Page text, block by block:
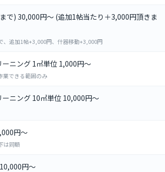
で) 30,000円～ (追加1帖当たり＋3,000円頂きま
、追加1帖+3,000円、什器移動+3,000円
ニング 1㎡単位 1,000円～
業できる範囲のみ
ニング 10㎡単位 10,000円～
円～
は同額
円～